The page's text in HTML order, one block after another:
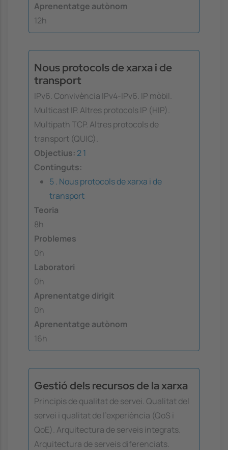
Aprenentatge autònom
12h
Nous protocols de xarxa i de
transport
IPv6. Convivència IPv4-IPv6. IP mòbil.
Multicast IP. Altres protocols IP (HIP).
Multipath TCP. Altres protocols de
transport (QUIC).
Objectius: 21
Continguts:
5 . Nous protocols de xarxa i de
transport
Teoria
8h
Problemes
0h
Laboratori
0h
Aprenentatge dirigit
0h
Aprenentatge autònom
16h
Gestió dels recursos de la xarxa
Principis de qualitat de servei. Qualitat del
servei i qualitat de l'experiència (QoS i
QoE). Arquitectura de serveis integrats.
Arquitectura de serveis diferenciats.